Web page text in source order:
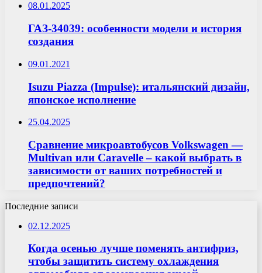
08.01.2025
ГАЗ-34039: особенности модели и история
создания
09.01.2021
Isuzu Piazza (Impulse): итальянский дизайн,
японское исполнение
25.04.2025
Сравнение микроавтобусов Volkswagen —
Multivan или Caravelle – какой выбрать в
зависимости от ваших потребностей и
предпочтений?
Последние записи
02.12.2025
Когда осенью лучше поменять антифриз,
чтобы защитить систему охлаждения